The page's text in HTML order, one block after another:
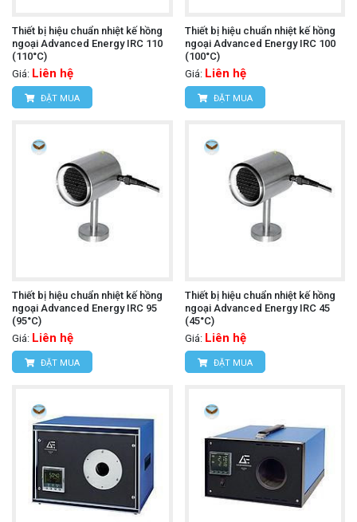
Thiết bị hiệu chuẩn nhiệt kế hồng
ngoại Advanced Energy IRC 110
(110°C)
Giá: Liên hệ
ĐẶT MUA
Thiết bị hiệu chuẩn nhiệt kế hồng
ngoại Advanced Energy IRC 100
(100°C)
Giá: Liên hệ
ĐẶT MUA
Thiết bị hiệu chuẩn nhiệt kế hồng
ngoại Advanced Energy IRC 95
(95°C)
Giá: Liên hệ
ĐẶT MUA
Thiết bị hiệu chuẩn nhiệt kế hồng
ngoại Advanced Energy IRC 45
(45°C)
Giá: Liên hệ
ĐẶT MUA